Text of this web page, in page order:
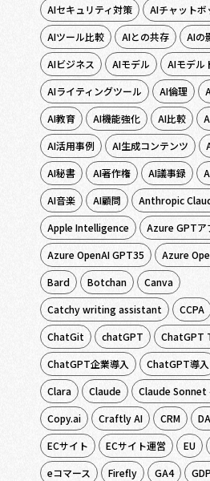
AIセキュリティ対策
AIチャットボ
AIツール比較
AIとの共存
AIの
AIビジネス
AIモデル
AIモデル
AIライティングツール
AI倫理
AI教育
AI機能強化 AI比較
AI活用事例
AI生成コンテンツ
AI秘書
AI著作権 AI議事録
AI音楽
AI顧問 Anthropic
Apple Intelligence
Azure GPTア
Azure OpenAI GPT35
Azure
Bard
Botchan
Canva
Catchy writing assistant
CCPA
ChatGit
chatGPT
ChatGPT
ChatGPT企業導入
ChatGPT導入
Clara
Claude Claude Sonnet
Copy.ai
Craftly AI CRM
ECサイト
ECサイト運営 EU
eコマース
Firefly GA4